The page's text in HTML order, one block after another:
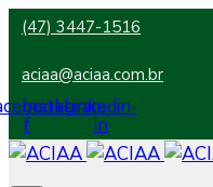
(47) 3447-1516
aciaa@aciaa.com.br
f
Instagram
Linkedin-
in